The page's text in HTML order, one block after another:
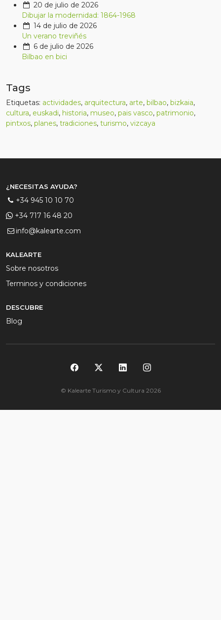
20 de julio de 2026
Dibujar la modernidad: 1864-1968
14 de julio de 2026
Un verano treviñés
6 de julio de 2026
Bilbao en bici
Tags
Etiquetas: actividades, arquitectura, arte, bilbao, bizkaia,
cultura, euskadi, historia, museo, pais vasco, patrimonio,
pintxos, planes, tradiciones, turismo, vizcaya
¿NECESITAS AYUDA?
+34 945 10 10 70
+34 717 16 48 20
info@kalearte.com
KALEARTE
Sobre nosotros
Terminos y condiciones
DESCUBRE
Blog
© Kalearte Turismo y Cultura 2026